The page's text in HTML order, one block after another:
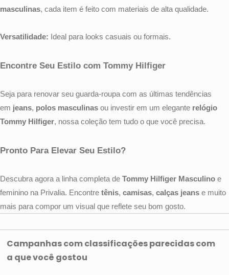
masculinas, cada item é feito com materiais de alta qualidade.
Versatilidade: Ideal para looks casuais ou formais.
Encontre Seu Estilo com Tommy Hilfiger
Seja para renovar seu guarda-roupa com as últimas tendências
em jeans, polos masculinas ou investir em um elegante relógio
Tommy Hilfiger, nossa coleção tem tudo o que você precisa.
Pronto Para Elevar Seu Estilo?
Descubra agora a linha completa de Tommy Hilfiger Masculino e
feminino na Privalia. Encontre tênis, camisas, calças jeans e muito
mais para compor um visual que reflete seu bom gosto.
Campanhas com classificações parecidas com
a que você gostou